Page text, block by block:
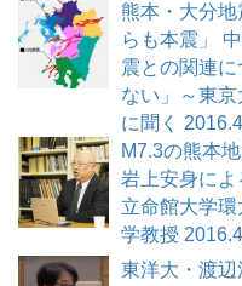
熊本・大分
らも本震」
震との関連
ない」～東
に聞く
M7.3の熊本
岩上安身によ
立命館大学
学教授
東洋大・渡